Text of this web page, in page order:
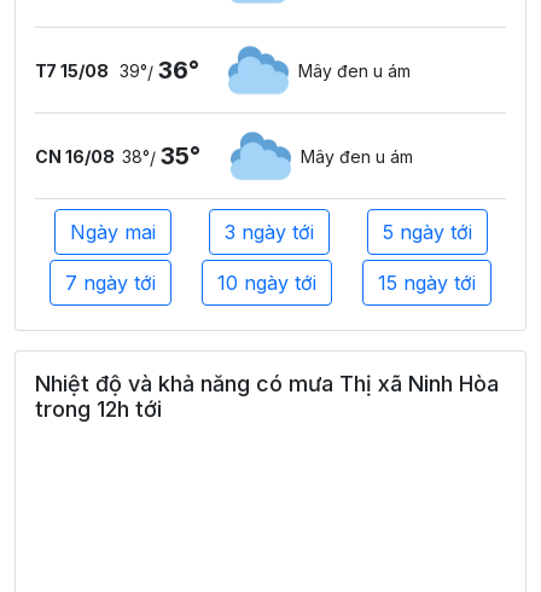
T7 15/08 39°/ 36° Mây đen u ám
CN 16/08 38°/ 35° Mây đen u ám
Ngày mai 3 ngày tới 5 ngày tới
7 ngày tới 10 ngày tới 15 ngày tới
Nhiệt độ và khả năng có mưa Thị xã Ninh Hòa
trong 12h tới